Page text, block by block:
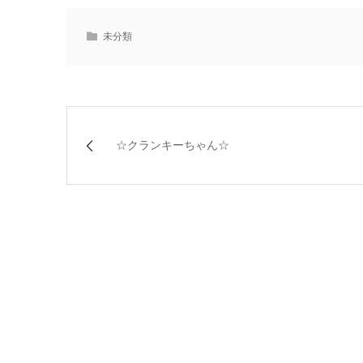
未分類
☆クランキーちゃん☆